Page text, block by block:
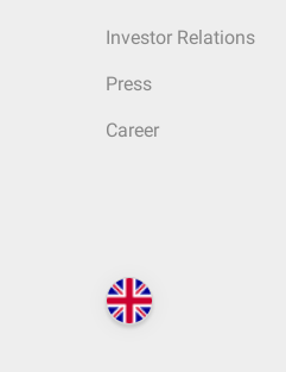
Investor Relations
Press
Career